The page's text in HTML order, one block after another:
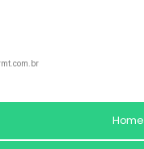
Home